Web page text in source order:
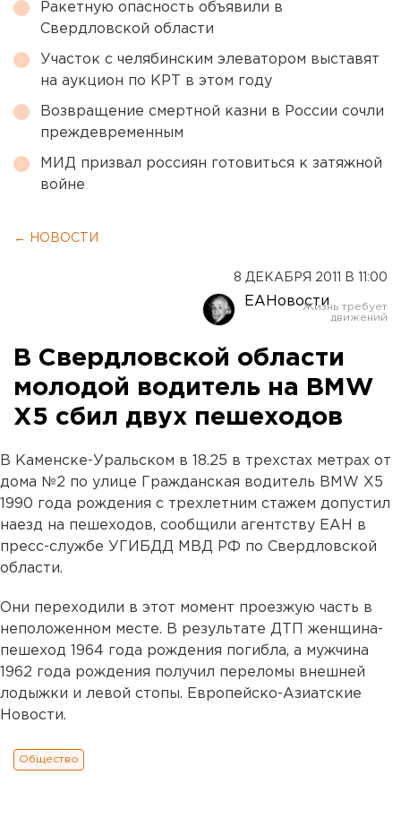
Ракетную опасность объявили в
Свердловской области
Участок с челябинским элеватором выставят
на аукцион по КРТ в этом году
Возвращение смертной казни в России сочли
преждевременным
МИД призвал россиян готовиться к затяжной
войне
← НОВОСТИ
8 ДЕКАБРЯ 2011 В 11:00
ЕАНовости
В Свердловской области
молодой водитель на BMW
Х5 сбил двух пешеходов
В Каменске-Уральском в 18.25 в трехстах метрах от
дома №2 по улице Гражданская водитель BMW Х5
1990 года рождения с трехлетним стажем допустил
наезд на пешеходов, сообщили агентству ЕАН в
пресс-службе УГИБДД МВД РФ по Свердловской
области.
Они переходили в этот момент проезжую часть в
неположенном месте. В результате ДТП женщина-
пешеход 1964 года рождения погибла, а мужчина
1962 года рождения получил переломы внешней
лодыжки и левой стопы. Европейско-Азиатские
Новости.
Общество